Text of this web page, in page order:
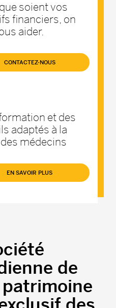
soient vos
financiers, on
aider.
CONTACTEZ-NOUS
et des
adaptés à la
médecins
EN SAVOIR PLUS
de